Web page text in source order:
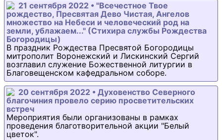
21 сентября 2022 • "Всечестное Твое
рождество, Пресвятая Дево Чистая, Ангелов
множество на Небеси и человеческий род на
земли, ублажаем..." (Стихира службы Рождества
Богородицы)
В праздник Рождества Пресвятой Богородицы
митрополит Воронежский и Лискинский Сергий
возглавил служение Божественной литургии в
Благовещенском кафедральном соборе.
20 сентября 2022 • Духовенство Северного
благочиния провело серию просветительских
встреч
Мероприятия были организованы в рамках
проведения благотворительной акции "Белый
цветок".